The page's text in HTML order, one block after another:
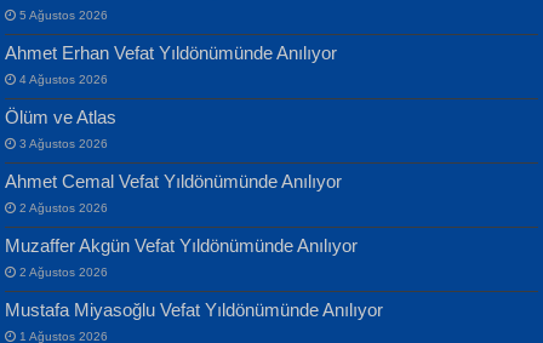
ATİLLA ÖZEN
Sultan Olmadan Önce Eyüp...
Banu Sancak
Defterimden İçeri...
5 Ağustos 2026
Ahmet Erhan Vefat Yıldönümünde Anılıyor
4 Ağustos 2026
Ölüm ve Atlas
3 Ağustos 2026
Ahmet Cemal Vefat Yıldönümünde Anılıyor
2 Ağustos 2026
Muzaffer Akgün Vefat Yıldönümünde Anılıyor
2 Ağustos 2026
Mustafa Miyasoğlu Vefat Yıldönümünde Anılıyor
1 Ağustos 2026